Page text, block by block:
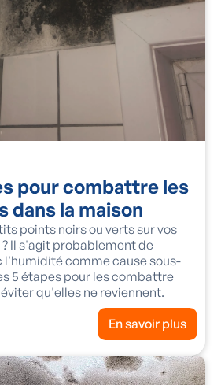
pour combattre les
dans la maison
points noirs ou verts sur vos
Il s'agit probablement de
l'humidité comme cause sous-
5 étapes pour les combattre
qu'elles ne reviennent.
En savoir plus